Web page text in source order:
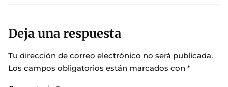
Deja una respuesta
Tu dirección de correo electrónico no será publicada.
Los campos obligatorios están marcados con *